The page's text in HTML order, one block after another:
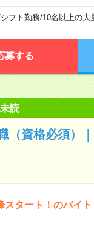
シフト勤務/10名以上の大
募する
未読
（資格必須）
タート！のバイト